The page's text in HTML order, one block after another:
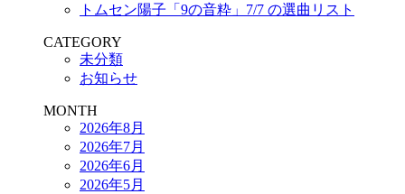
トムセン陽子「9の音粋」7/7 の選曲リスト
CATEGORY
未分類
お知らせ
MONTH
2026年8月
2026年7月
2026年6月
2026年5月